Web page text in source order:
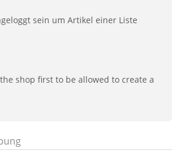
sein um Artikel einer Liste
shop first to be allowed to create a